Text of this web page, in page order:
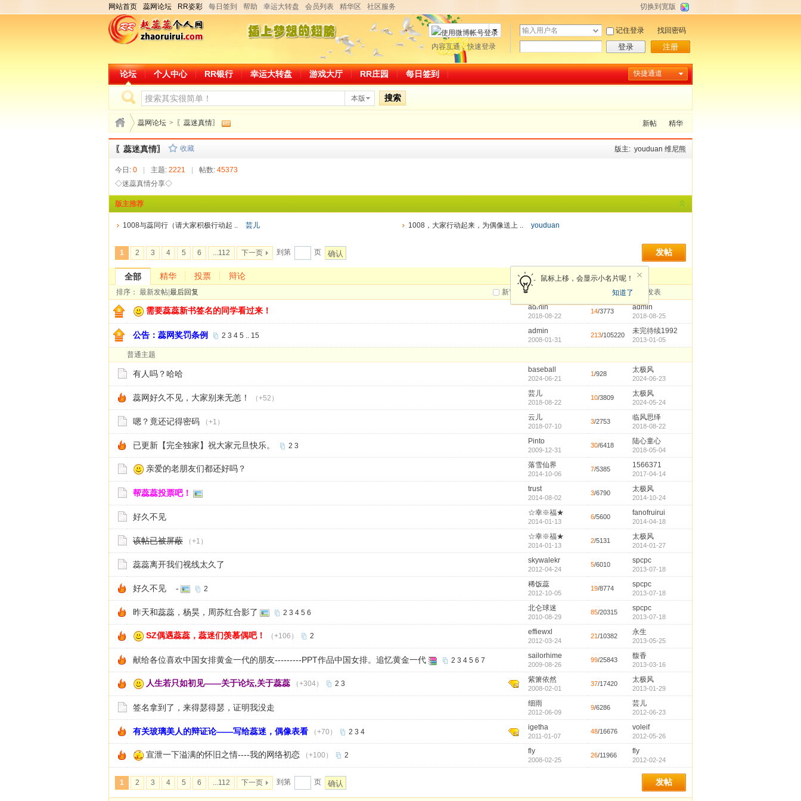
切换到宽版
网站首页 蕊网论坛 RR姿彩 每日签到 帮助 幸运大转盘 会员列表 精华区 社区服务
用
户
名
码
记住登录
登录
找回密码
注册
微博帐号登录
内容互通，快速登录
快捷通道
论坛 个人中心 RR银行 幸运大转盘 游戏大厅 RR庄园 每日签到
本版 搜索
新帖 精华
蕊网论坛 > 〖蕊迷真情〗
版主: youduan 维尼熊
〖蕊迷真情〗 收藏
今日: 0 主题: 2221 帖数: 45373
◇迷蕊真情分享◇
版主推荐
1008与蕊同行（请大家积极行动起 .. 芸儿 1008，大家行动起来，为偶像送上 .. youduan
发帖
1 2 3 4 5 6 ...112 下一页 到第 页 确认
全部 精华 投票 辩论
新窗
排序： 最新发帖 最后回复
鼠标上移，会显示小名片呢！
知道了
作者 最后发表
需要蕊蕊新书签名的同学看过来！ admin
2018-08-22
14/3773 admin
2018-08-25
公告：蕊网奖罚条例 2 3 4 5 .. 15
admin
2008-01-31
213/105220 未完待续1992
2013-01-05
普通主题
有人吗？哈哈 baseball
2024-06-21
1/928 太极风
2024-06-23
蕊网好久不见，大家别来无恙！ （+52）
芸儿
2018-08-22
10/3809 太极风
2024-05-24
嗯？竟还记得密码 （+1）
云儿
2018-07-10
3/2753 临风思绎
2018-08-22
已更新【完全独家】祝大家元旦快乐。 2 3
Pinto
2009-12-31
30/6418 陆心童心
2018-05-04
亲爱的老朋友们都还好吗？ 落雪仙界
2014-10-06
7/5385 1566371
2017-04-14
帮蕊蕊投票吧！ trust
2014-08-02
3/6790 太极风
2014-10-24
好久不见 ☆幸※福★
2014-01-13
6/5600 fanofruirui
2014-04-18
该帖已被屏蔽 （+1）
☆幸※福★
2014-01-13
2/5131 太极风
2014-01-27
蕊蕊离开我们视线太久了 skywalekr
2012-04-24
5/6010 spcpc
2013-07-18
好久不见 - 2
稀饭蕊
2012-10-05
19/8774 spcpc
2013-07-18
昨天和蕊蕊，杨昊，周苏红合影了 2 3 4 5 6
北仑球迷
2010-08-29
85/20315 spcpc
2013-07-18
SZ偶遇蕊蕊，蕊迷们羡慕偶吧！ （+106） 2 effiewxl
2012-03-24
21/10382 永生
2013-05-25
献给各位喜欢中国女排黄金一代的朋友---------PPT作品中国女排。追忆黄金一代 2 3 4 5 6 7
sailorhime
2009-08-26
99/25843 馥香
2013-03-16
人生若只如初见——关于论坛,关于蕊蕊 （+304） 2 3 紫箫依然
2008-02-01
37/17420 太极风
2013-01-29
签名拿到了，来得瑟得瑟，证明我没走 细雨
2012-06-09
9/6286 芸儿
2012-06-23
有关玻璃美人的辩证论——写给蕊迷，偶像表看 （+70） 2 3 4
igetha
2011-01-07
48/16676 voleif
2012-05-26
宣泄一下溢满的怀旧之情----我的网络初恋 （+100） 2 fly
2008-02-25
26/11966 fly
2012-02-24
发帖
1 2 3 4 5 6 ...112 下一页 到第 页 确认